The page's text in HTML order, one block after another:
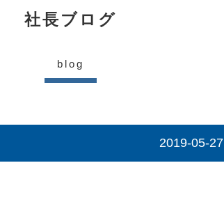
社長ブログ
blog
2019-05-27